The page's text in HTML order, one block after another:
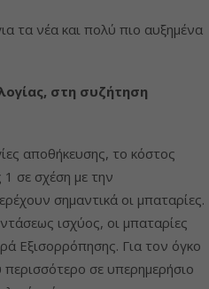
τα νέα και πολύ πιο αυξημένα
στη συζήτηση
αποθήκευσης, το κόστος
1 σε σχέση με την
σημαντικά οι μπαταρίες.
ισχύος, οι μπαταρίες
Εξισορρόπησης. Για τον όγκο
περισσότερο σε υπερημερήσιο